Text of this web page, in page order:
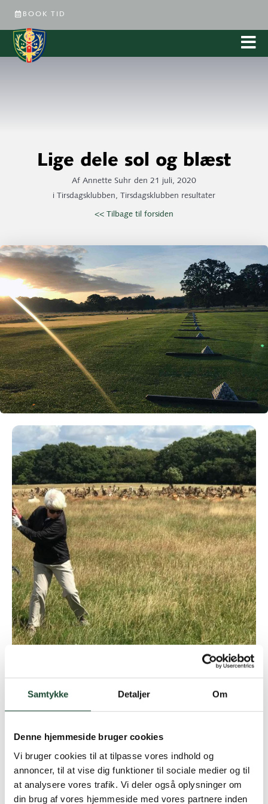
Samtykke Detaljer Om
Denne hjemmeside bruger cookies
Vi bruger cookies til at tilpasse vores indhold og
annoncer, til at vise dig funktioner til sociale medier og til
at analysere vores trafik. Vi deler også oplysninger om
din brug af vores hjemmeside med vores partnere inden
BOOK TID
Lige dele sol og blæst
Af Annette Suhr den 21 juli, 2020
i Tirsdagsklubben, Tirsdagsklubben resultater
<< Tilbage til forsiden
spillede 18 huller og 16 spillede 9 huller. Anne Victor
A-rækken: Nr. 1 Inge Udsen 35 p. Nr. 2 Vivi Halstien
31 p. * laveste hpc. Nr 3 Mette Toftegaard-Hansen –
også laveste hcp.
B-rækken : Nr. 1 Merete Egholm 27 p. Nr. 2 Ingelise